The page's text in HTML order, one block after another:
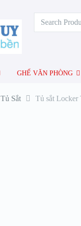
GHẾ VĂN PHÒNG
Tủ Sắt Tủ sắt Locker